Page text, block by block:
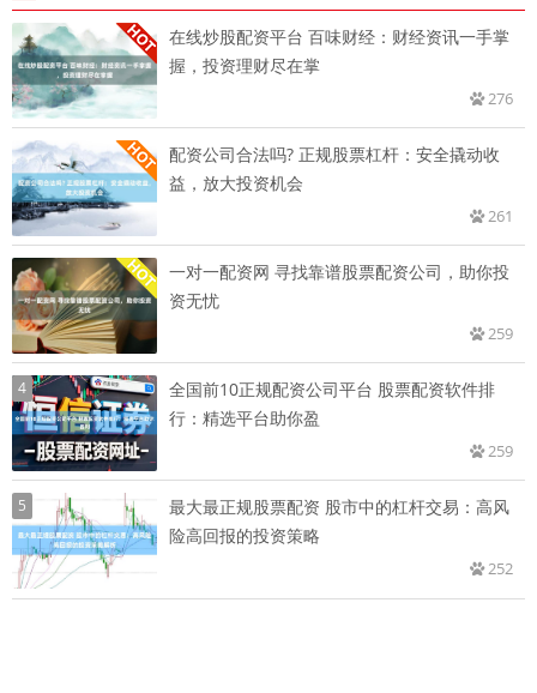
在线炒股配资平台 百味财经：财经资讯一手掌
握，投资理财尽在掌
276
配资公司合法吗? 正规股票杠杆：安全撬动收
益，放大投资机会
261
一对一配资网 寻找靠谱股票配资公司，助你投
资无忧
259
4
全国前10正规配资公司平台 股票配资软件排
行：精选平台助你盈
259
5
最大最正规股票配资 股市中的杠杆交易：高风
险高回报的投资策略
252